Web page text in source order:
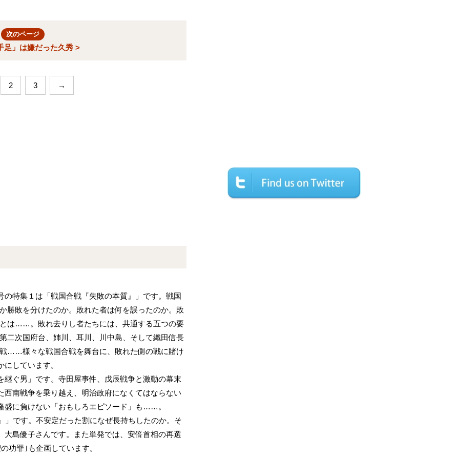
次のページ
足」は嫌だった久秀 >
2 3 →
の特集１は「戦国合戦『失敗の本質』」です。戦国
勝敗を分けたのか。敗れた者は何を誤ったのか。敗
は……。敗れ去りし者たちには、共通する五つの要
次国府台、姉川、耳川、川中島、そして織田信長
……様々な戦国合戦を舞台に、敗れた側の戦に賭け
しています。
ぐ男」です。寺田屋事件、戊辰戦争と激動の幕末
西南戦争を乗り越え、明治政府になくてはならない
盛に負けない「おもしろエピソード」も……。
」です。不安定だった割になぜ長持ちしたのか。そ
島優子さんです。また単発では、安倍首相の再選
功罪｣も企画しています。